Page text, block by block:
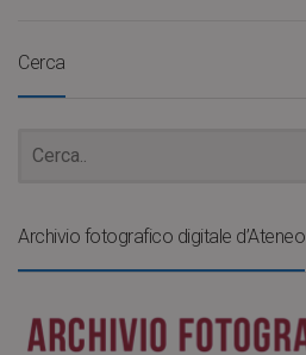
Cerca
Archivio fotografico digitale d’Ateneo